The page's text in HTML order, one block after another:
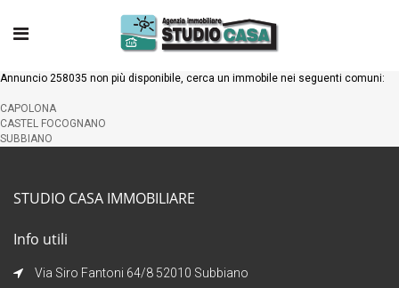
Annuncio 258035 non più disponibile, cerca un immobile nei seguenti comuni:
CAPOLONA
CASTEL FOCOGNANO
SUBBIANO
STUDIO CASA IMMOBILIARE
Info utili
Via Siro Fantoni 64/8 52010 Subbiano